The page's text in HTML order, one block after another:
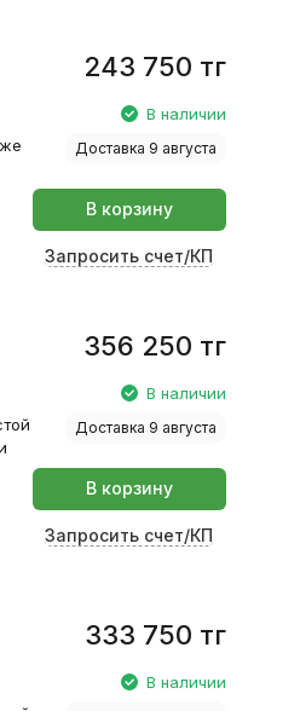
243 750 тг
В наличии
Доставка 9 августа
В корзину
Запросить счет/КП
356 250 тг
В наличии
Доставка 9 августа
В корзину
Запросить счет/КП
333 750 тг
В наличии